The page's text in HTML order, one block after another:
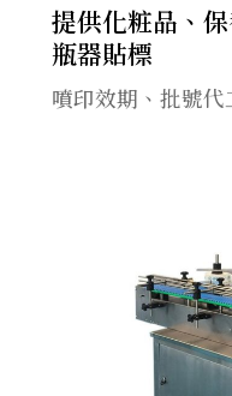
提供化粧品、
瓶器貼標
噴印效期、批號代